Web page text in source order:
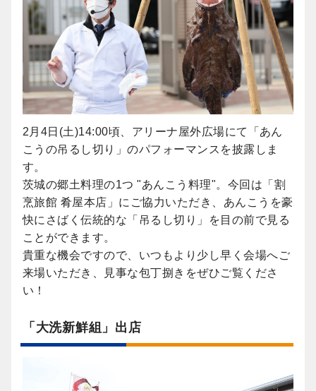
2月4日(土)14:00頃、アリーナ屋外広場にて「あん
こうの吊るし切り」のパフォーマンスを披露しま
す。
茨城の郷土料理の1つ "あんこう料理"。今回は「割
烹旅館 肴屋本店」にご協力いただき、あんこうを豪
快にさばく伝統的な「吊るし切り」を目の前で見る
ことができます。
貴重な機会ですので、いつもより少し早く会場へご
来場いただき、見事な包丁捌きをぜひご覧くださ
い！
「大洗新鮮組」出店